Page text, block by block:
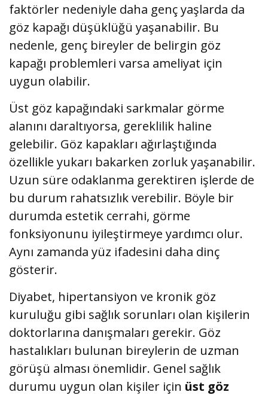
faktörler nedeniyle daha genç yaşlarda da
göz kapağı düşüklüğü yaşanabilir. Bu
nedenle, genç bireyler de belirgin göz
kapağı problemleri varsa ameliyat için
uygun olabilir.
Üst göz kapağındaki sarkmalar görme
alanını daraltıyorsa, gereklilik haline
gelebilir. Göz kapakları ağırlaştığında
özellikle yukarı bakarken zorluk yaşanabilir.
Uzun süre odaklanma gerektiren işlerde de
bu durum rahatsızlık verebilir. Böyle bir
durumda estetik cerrahi, görme
fonksiyonunu iyileştirmeye yardımcı olur.
Aynı zamanda yüz ifadesini daha dinç
gösterir.
Diyabet, hipertansiyon ve kronik göz
kuruluğu gibi sağlık sorunları olan kişilerin
doktorlarına danışmaları gerekir. Göz
hastalıkları bulunan bireylerin de uzman
görüşü alması önemlidir. Genel sağlık
durumu uygun olan kişiler için üst göz